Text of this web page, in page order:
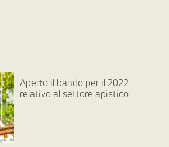
Aperto il bando per il 2022
relativo al settore apistico